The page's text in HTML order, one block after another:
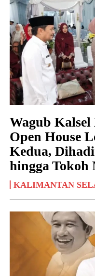
Wagub
Open House
Kedua,
hingga Tokoh
KALIMANTAN